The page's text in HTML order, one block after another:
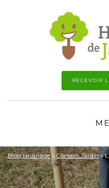
RECEVOIR
Blog jardinage» Conseils Jardin»